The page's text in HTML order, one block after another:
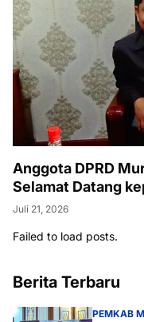
Anggota DPRD
Selamat Datang
Juli 21, 2026
Failed to load posts.
Berita Terbaru
PEMKAB